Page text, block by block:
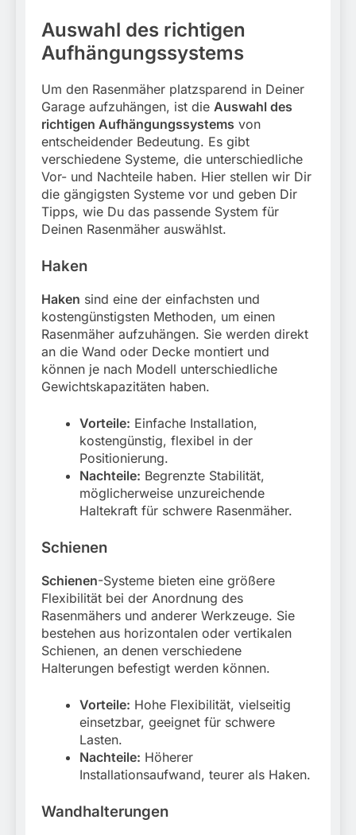
Auswahl des richtigen
Aufhängungssystems
Um den Rasenmäher platzsparend in Deiner
Garage aufzuhängen, ist die Auswahl des
richtigen Aufhängungssystems von
entscheidender Bedeutung. Es gibt
verschiedene Systeme, die unterschiedliche
Vor- und Nachteile haben. Hier stellen wir Dir
die gängigsten Systeme vor und geben Dir
Tipps, wie Du das passende System für
Deinen Rasenmäher auswählst.
Haken
Haken sind eine der einfachsten und
kostengünstigsten Methoden, um einen
Rasenmäher aufzuhängen. Sie werden direkt
an die Wand oder Decke montiert und
können je nach Modell unterschiedliche
Gewichtskapazitäten haben.
Vorteile: Einfache Installation,
kostengünstig, flexibel in der
Positionierung.
Nachteile: Begrenzte Stabilität,
möglicherweise unzureichende
Haltekraft für schwere Rasenmäher.
Schienen
Schienen-Systeme bieten eine größere
Flexibilität bei der Anordnung des
Rasenmähers und anderer Werkzeuge. Sie
bestehen aus horizontalen oder vertikalen
Schienen, an denen verschiedene
Halterungen befestigt werden können.
Vorteile: Hohe Flexibilität, vielseitig
einsetzbar, geeignet für schwere
Lasten.
Nachteile: Höherer
Installationsaufwand, teurer als Haken.
Wandhalterungen